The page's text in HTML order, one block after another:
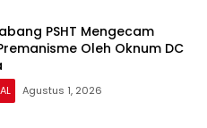
PSHT Mengecam
Oleh Oknum DC
Agustus 1, 2026